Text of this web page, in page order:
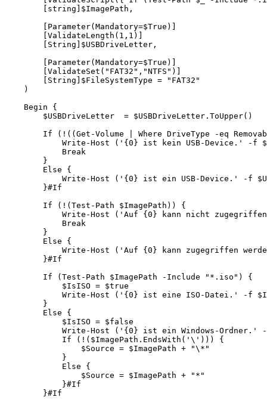
        [string]$ImagePath,
        [Parameter(Mandatory=$True)]
        [ValidateLength(1,1)]
        [String]$USBDriveLetter,
        [Parameter(Mandatory=$True)]
        [ValidateSet("FAT32","NTFS")]
        [String]$FileSystemType = "FAT32"
    )
    Begin {
        $USBDriveLetter  = $USBDriveLetter.ToUpper()
If (!((Get-Volume | Where DriveType -eq
Write-Host ('{0} ist kein USB-Device.' -f
            Break
        }
        Else {
Write-Host ('{0} ist ein USB-Device.' -f
        }#If
        If (!(Test-Path $ImagePath)) {
Write-Host ('Auf {0} kann nicht
            Break
        }
        Else {
Write-Host ('Auf {0} kann zugegriffen
        }#If
        If (Test-Path $ImagePath -Include "*.iso") {
            $IsISO = $true
Write-Host ('{0} ist eine ISO-Datei.' -f
        }
        Else {
            $IsISO = $false
Write-Host ('{0} ist ein Windows-Ordner.'
            If (!($ImagePath.EndsWith('\'))) {
                $Source = $ImagePath + "\*"
            }
            Else {
                $Source = $ImagePath + "*"
            }#If
        }#If